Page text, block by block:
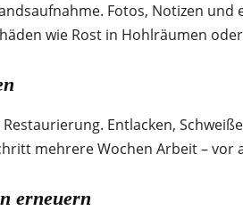
Fotos, Notizen
wie Rost in Hohlräumen
Entlacken,
mehrere Wochen Arbeit –
erneuern